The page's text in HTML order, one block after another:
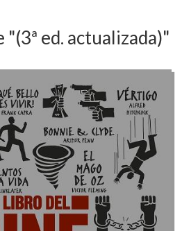
ed. actualizada)"